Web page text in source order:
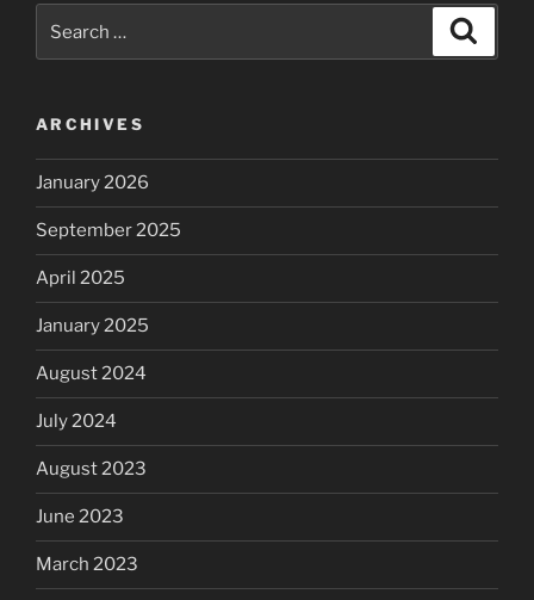
for:
ARCHIVES
January 2026
September 2025
April 2025
January 2025
August 2024
July 2024
August 2023
June 2023
March 2023